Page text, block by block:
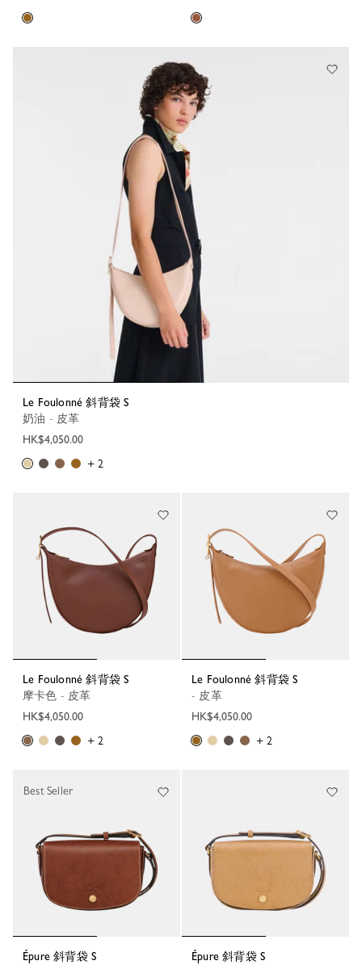
Le Foulonné 斜背袋 S
奶油 - 皮革
HK$4,050.00
+ 2
Le Foulonné 斜背袋 S
摩卡色 - 皮革
HK$4,050.00
+ 2
Le Foulonné 斜背袋 S
- 皮革
HK$4,050.00
+ 2
Épure 斜背袋 S
Best Seller
Épure 斜背袋 S